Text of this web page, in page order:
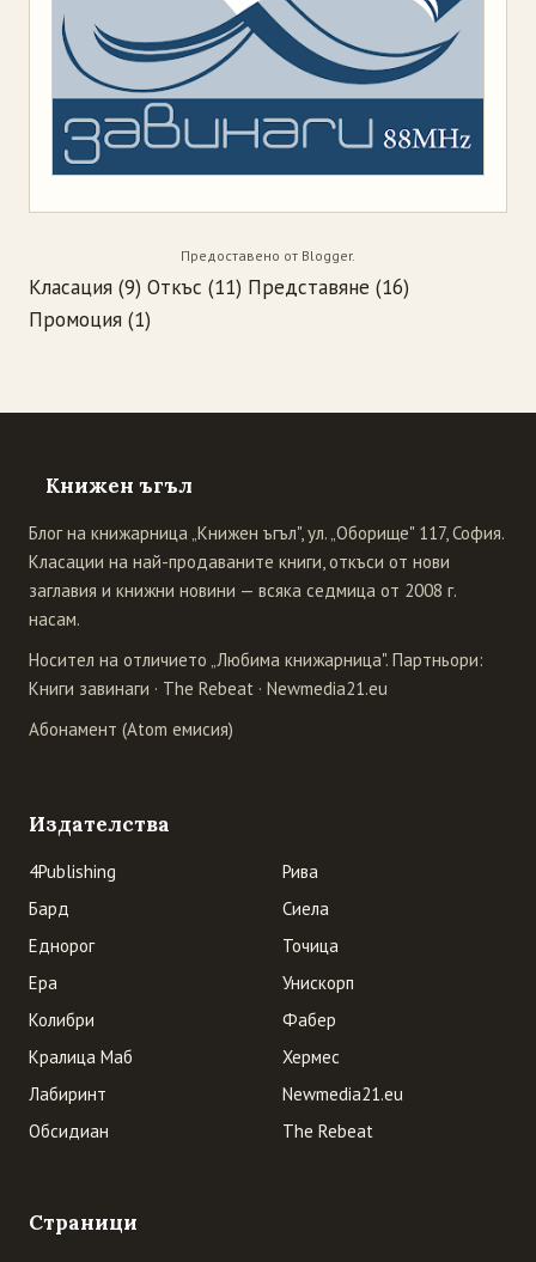
Предоставено от Blogger.
Класация (9) Откъс (11) Представяне (16)
Промоция (1)
Книжен ъгъл
Блог на книжарница „Книжен ъгъл", ул. „Оборище" 117, София.
Класации на най-продаваните книги, откъси от нови
заглавия и книжни новини — всяка седмица от 2008 г.
насам.
Носител на отличието „Любима книжарница". Партньори:
Книги завинаги · The Rebeat · Newmedia21.eu
Абонамент (Atom емисия)
Издателства
4Publishing
Бард
Еднорог
Ера
Колибри
Кралица Маб
Лабиринт
Обсидиан
Рива
Сиела
Точица
Унискорп
Фабер
Хермес
Newmedia21.eu
The Rebeat
Страници